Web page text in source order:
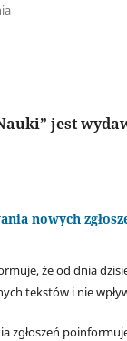
jest
nowych
że od dnia
tekstów i nie
zgłoszeń